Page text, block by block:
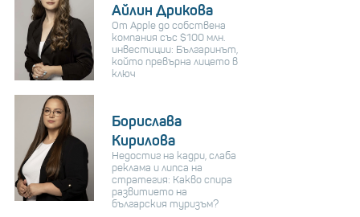
Айлин Дрикова
От Apple до собствена
компания със $100 млн.
инвестиции: Българинът,
който превърна лицето в
ключ
Борислава
Кирилова
Недостиг на кадри, слаба
реклама и липса на
стратегия: Какво спира
развитието на
българския туризъм?